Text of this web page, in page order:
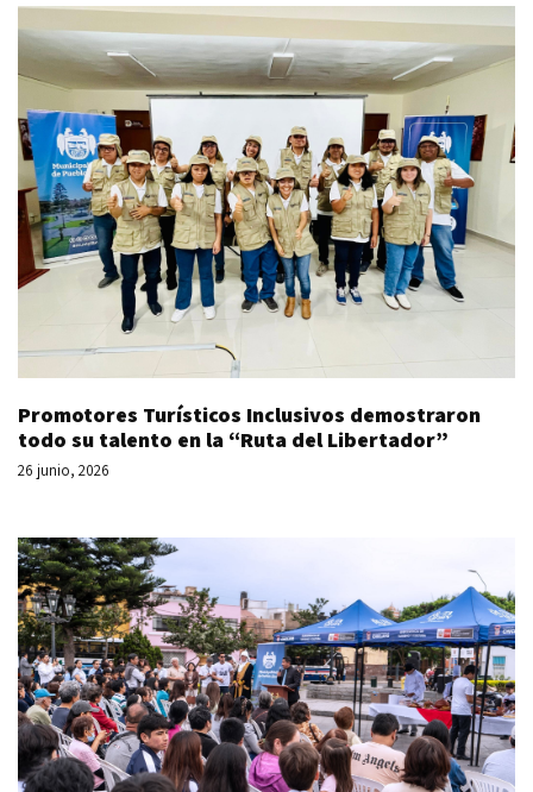
Promotores Turísticos Inclusivos demostraron
todo su talento en la “Ruta del Libertador”
26 junio, 2026